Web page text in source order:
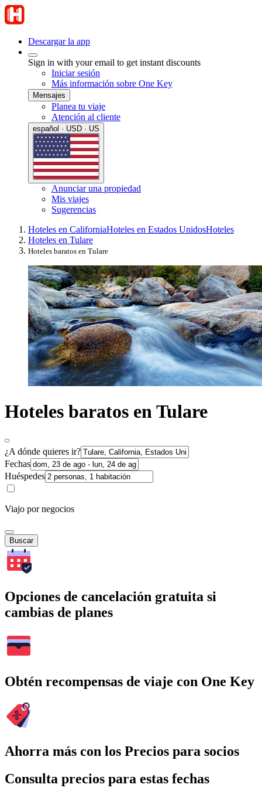
Descargar la app
Sign in with your email to get instant discounts
Iniciar sesión
Más información sobre One Key
Mensajes
Planea tu viaje
Atención al cliente
español · USD · US
Anunciar una propiedad
Mis viajes
Sugerencias
Hoteles en CaliforniaHoteles en Estados UnidosHoteles
Hoteles en Tulare
Hoteles baratos en Tulare
Hoteles baratos en Tulare
¿A dónde quieres ir?
Fechas
Huéspedes
Viajo por negocios
Buscar
Opciones de cancelación gratuita si
cambias de planes
Obtén recompensas de viaje con One Key
Ahorra más con los Precios para socios
Consulta precios para estas fechas